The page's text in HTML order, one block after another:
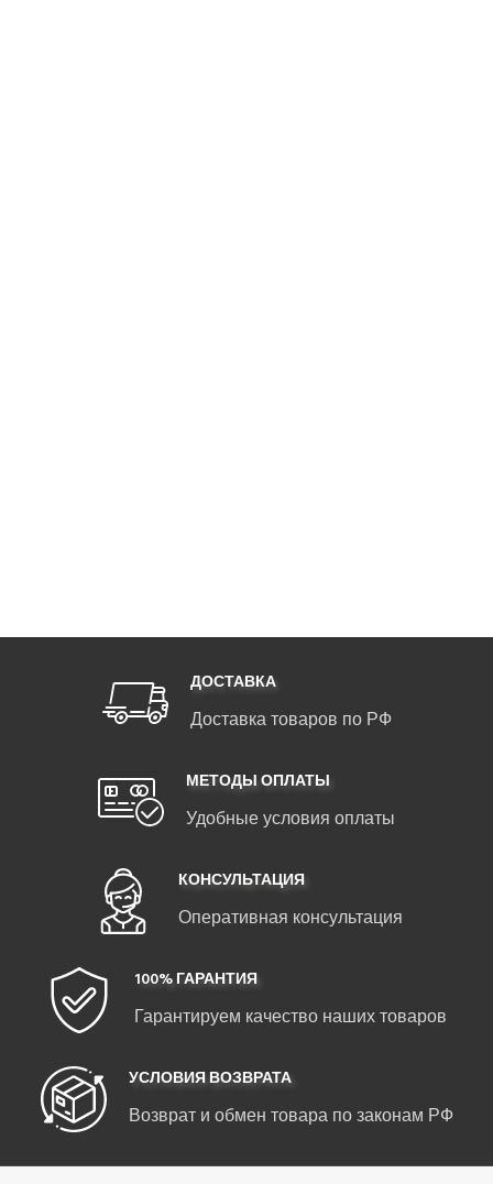
ДОСТАВКА
Доставка товаров по РФ
МЕТОДЫ ОПЛАТЫ
Удобные условия оплаты
КОНСУЛЬТАЦИЯ
Оперативная консультация
100% ГАРАНТИЯ
Гарантируем качество наших товаров
УСЛОВИЯ ВОЗВРАТА
Возврат и обмен товара по законам РФ